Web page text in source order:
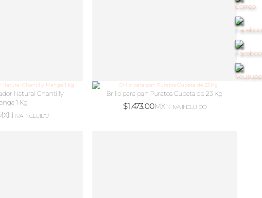
Natural Chantilly
1 Kg
IVA INCLUIDO
Brillo para pan Puratos Cubeta de 23 Kg
$1,473.00MXN IVA INCLUIDO